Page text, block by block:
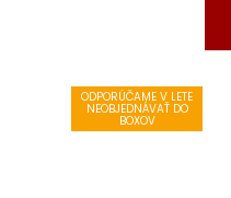
ODPORÚČAME V LETE
NEOBJEDNÁVAŤ DO
BOXOV